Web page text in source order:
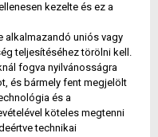
kezelte és ez a
alkalmazandó uniós vagy
teljesítéséhez törölni kell.
fogva nyilvánosságra
és bármely fent megjelölt
és a
köteles megtenni
technikai